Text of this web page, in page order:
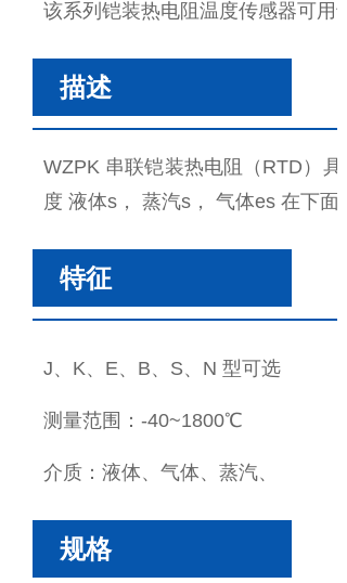
该系列铠装热电阻温度传感器可用
描述
WZPK 串联铠装热电阻（RTD）具
度 液体s ， 蒸汽s ， 气体es 在下面
特征
J、K、E、B、S、N 型可选
测量范围：-40~1800℃
介质：液体、气体、蒸汽、
规格